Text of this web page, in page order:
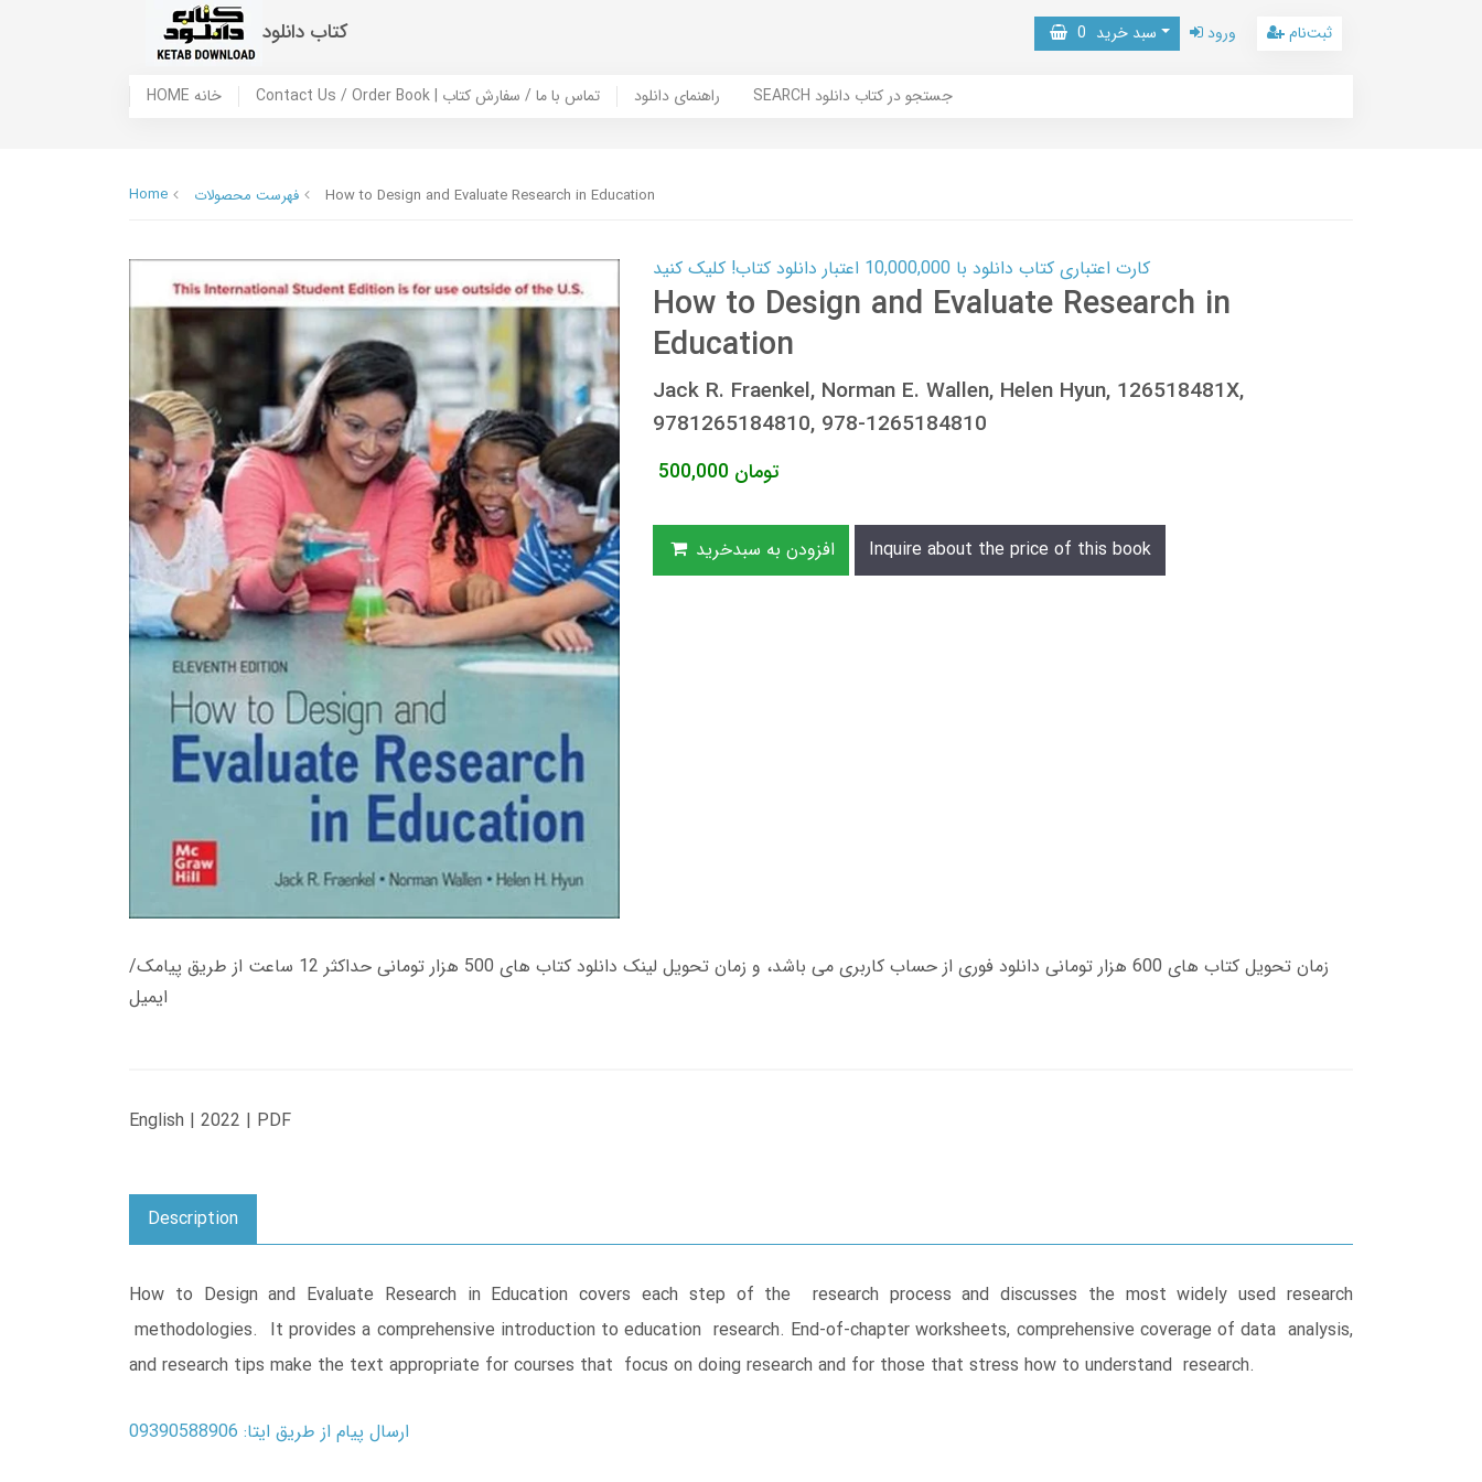
کتاب دانلود سبد خرید 0 ورود ثبت‌نام
HOME خانه Contact Us / Order Book | تماس با ما / سفارش کتاب راهنمای دانلود SEARCH جستجو در کتاب دانلود
Home فهرست محصولات How to Design and Evaluate Research in Education
کارت اعتباری کتاب دانلود با 10,000,000 اعتبار دانلود کتاب! کلیک کنید
How to Design and Evaluate Research in
Education
Jack R. Fraenkel, Norman E. Wallen, Helen Hyun, 126518481X,
9781265184810, 978-1265184810
500,000 تومان
افزودن به سبدخرید Inquire about the price of this book
زمان تحویل کتاب های 600 هزار تومانی دانلود فوری از حساب کاربری می باشد، و زمان تحویل لینک دانلود کتاب های 500 هزار تومانی حداکثر 12 ساعت از طریق پیامک/
ایمیل
English | 2022 | PDF
Description
How to Design and Evaluate Research in Education covers each step of the research process and discusses the most widely used research
methodologies. It provides a comprehensive introduction to education research. End-of-chapter worksheets, comprehensive coverage of data analysis,
and research tips make the text appropriate for courses that focus on doing research and for those that stress how to understand research.
ارسال پیام از طریق ایتا: 09390588906